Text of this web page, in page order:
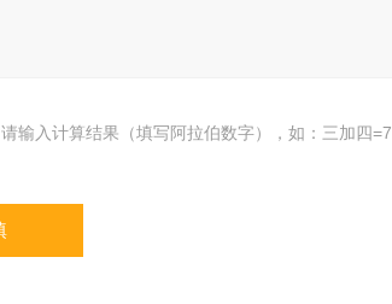
请输入计算结果（填写阿拉伯数字），如：三加四=7